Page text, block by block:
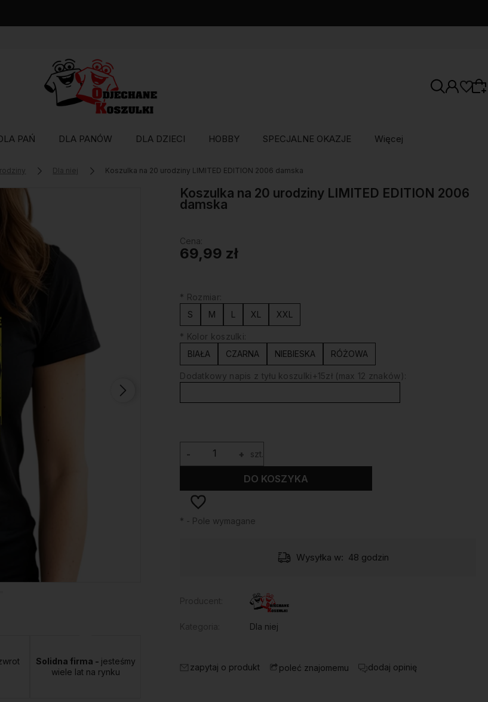
oferty lub zaloguj się, aby przywrócić dodane
produkty do listy z poprzedniej sesji.
PAŃ DLA PANÓW DLA DZIECI HOBBY SPECJALNE OKAZJE Więcej
Dla niej Koszulka na 20 urodziny LIMITED EDITION 2006 damska
Solidna firma - jesteśmy
wiele lat na rynku
Koszulka na 20 urodziny LIMITED EDITION 2006
damska
Cena:
69,99 zł
* Rozmiar:
S
M L XL XXL
* Kolor koszulki:
BIAŁA
CZARNA NIEBIESKA RÓŻOWA
Dodatkowy napis z tyłu koszulki+15zł (max 12 znaków):
+
- szt.
DO KOSZYKA
* - Pole wymagane
Wysyłka w: 48 godzin
Dla niej
zapytaj o produkt poleć znajomemu dodaj opinię